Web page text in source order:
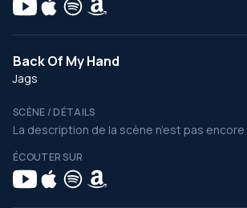
Back Of My Hand
Jags
SCÈNE / DÉTAILS
La description de la scène n’est pas
ÉCOUTER SUR